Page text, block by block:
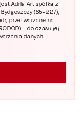
Adria Art spółka z
(85- 227),
przetwarzane na
– do czasu jej
danych